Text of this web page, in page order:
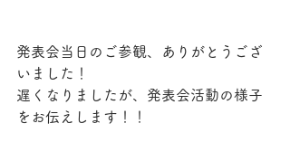
発表会当日のご参観、ありがとうござ
いました！
遅くなりましたが、発表会活動の様子
をお伝えします！！